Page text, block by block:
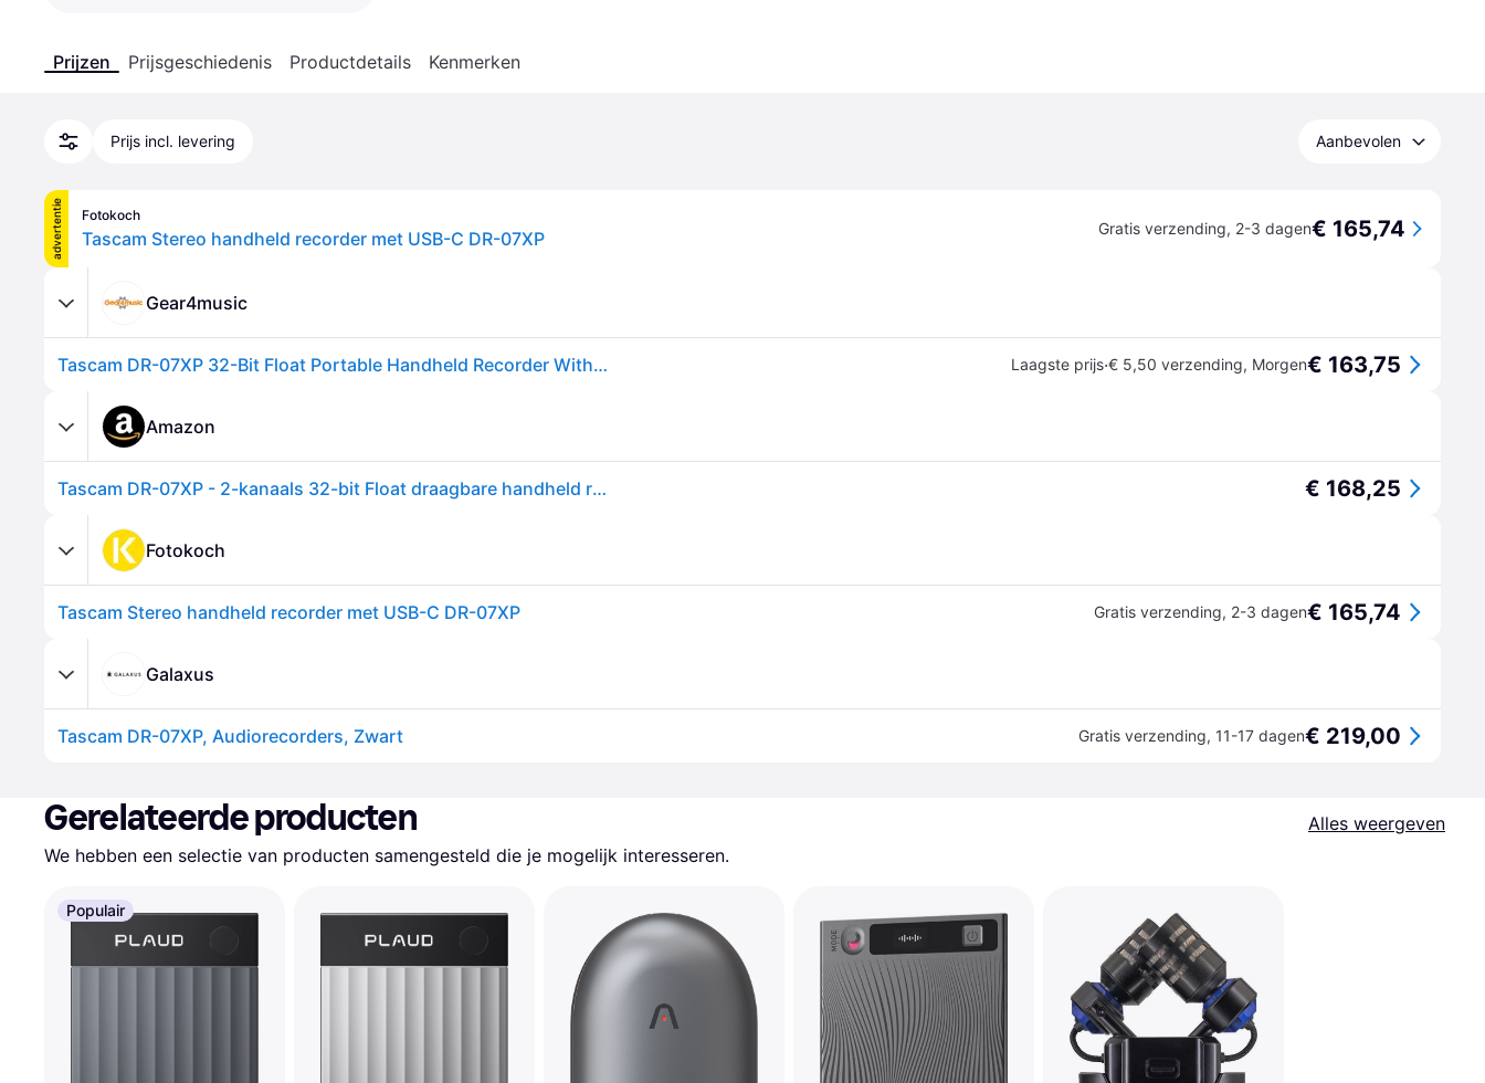
Prijzen Prijsgeschiedenis Productdetails Kenmerken
Prijs incl. levering Aanbevolen
advertentie Fotokoch
Tascam Stereo handheld recorder met USB-C DR-07XP Gratis verzending, 2-3 dagen€ 165,74
Gear4music
Tascam DR-07XP 32-Bit Float Portable Handheld Recorder With USB-C Audio Interface Laagste prijs·€ 5,50 verzending, Morgen€ 163,75
Amazon
Tascam DR-07XP - 2-kanaals 32-bit Float draagbare handheld recorder met verstelbare microfoons en USB-C-audio-interface € 168,25
Fotokoch
Tascam Stereo handheld recorder met USB-C DR-07XP Gratis verzending, 2-3 dagen€ 165,74
Galaxus
Tascam DR-07XP, Audiorecorders, Zwart Gratis verzending, 11-17 dagen€ 219,00
Gerelateerde producten
Alles weergeven
We hebben een selectie van producten samengesteld die je mogelijk interesseren.
Populair